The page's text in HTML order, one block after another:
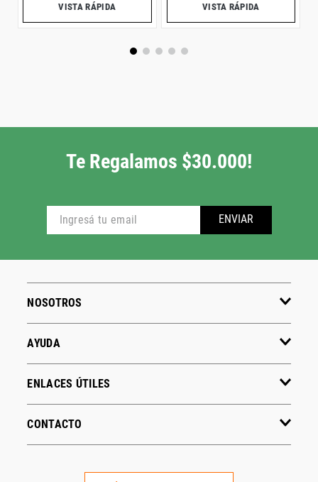
VISTA RÁPIDA VISTA RÁPIDA
Te Regalamos $30.000!
ENVIAR
NOSOTROS
AYUDA
ENLACES ÚTILES
CONTACTO